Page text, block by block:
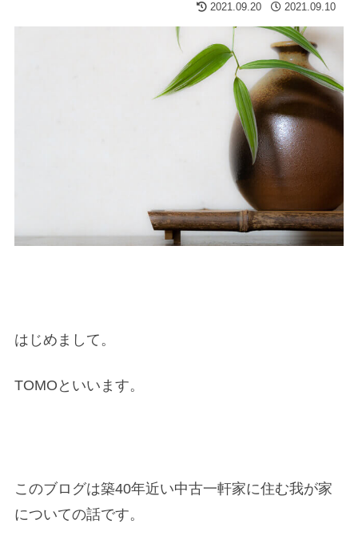
2021.09.20 2021.09.10
はじめまして。
TOMOといいます。
このブログは築40年近い中古一軒家に住む我が家
についての話です。